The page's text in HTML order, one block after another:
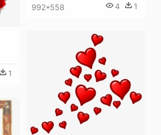
992*558 4 1
1